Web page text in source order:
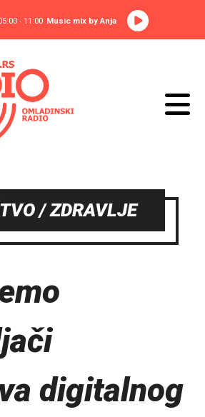
- 11:00 Music mix by Anja
/ ZDRAVLJE
digitalnog